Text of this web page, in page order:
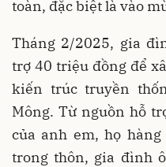
toàn, đặc biệt là vào
Tháng 2/2025, gia
trợ 40 triệu đồng để
kiến trúc truyền
Mông. Từ nguồn hỗ
của anh em, họ
trong thôn, gia đình